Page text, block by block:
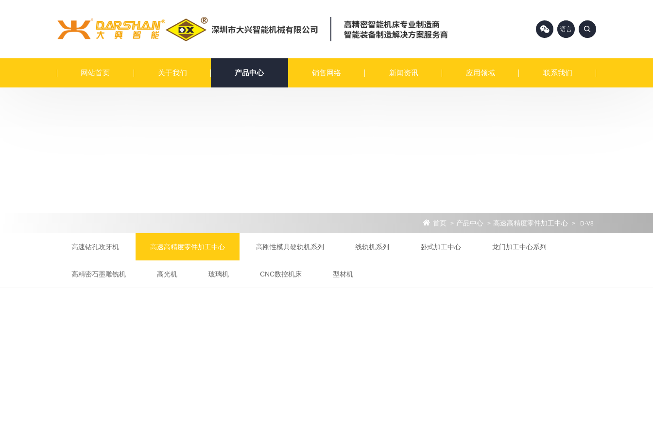
语言
中文 English
网站首页 关于我们 产品中心 销售网络 新闻资讯 应用领域 联系我们
首页 > 产品中心 > 高速高精度零件加工中心 > D-V8
高速钻孔攻牙机 高速高精度零件加工中心 高刚性模具硬轨机系列 线轨机系列 卧式加工中心 龙门加工中心系列
高精密石墨雕铣机 高光机 玻璃机 CNC数控机床 型材机